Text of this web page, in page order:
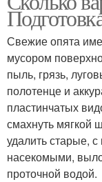
грибах
Гриб перед
Польские
Свежие опята
мусором
пыль, грязь,
полотенце и
пластинчатых
смахнуть мягкой
удалить старые,
насекомыми,
проточной водой.